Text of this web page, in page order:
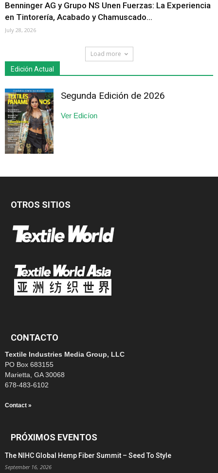
Benninger AG y Grupo NS Unen Fuerzas: La Experiencia
en Tintorería, Acabado y Chamuscado...
July 28, 2026
Load more
Edición Actual
Segunda Edición de 2026
Ver Edicíon
OTROS SITIOS
CONTACTO
Textile Industries Media Group, LLC
PO Box 683155
Marietta, GA 30068
678-483-6102
Contact »
PRÓXIMOS EVENTOS
The NIHC Global Hemp Fiber Summit – Seed To Style
September 16, 2026